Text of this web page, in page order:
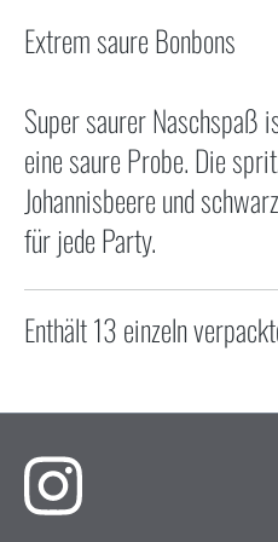
Extrem saure Bonbons
Super saurer Naschspaß
eine saure Probe. Die
Johannisbeere und
für jede Party.
Enthält 13 einzeln